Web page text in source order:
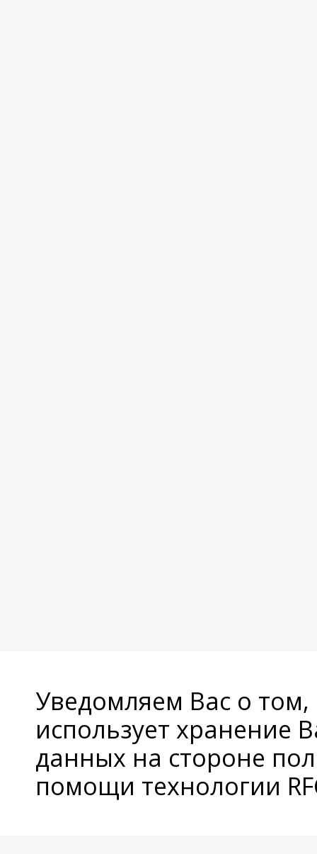
Уведомляем Вас о
использует хранение
данных на стороне
помощи технологии